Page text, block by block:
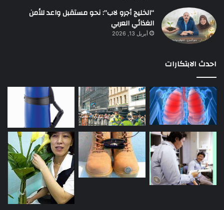
“الخليج أجرو لاب”: نحو مستقبل واعد للأمن
الغذائي العربي
أبريل 13, 2026
احدث الابتكارات